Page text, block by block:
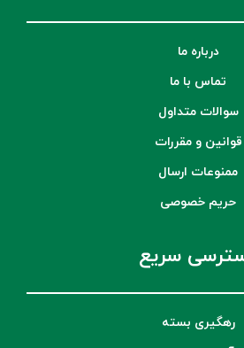
درباره ما
تماس با ما
سوالات متداول
قوانین و مقررات
ممنوعات ارسال
حریم خصوصی
سریع
رهگیری بسته